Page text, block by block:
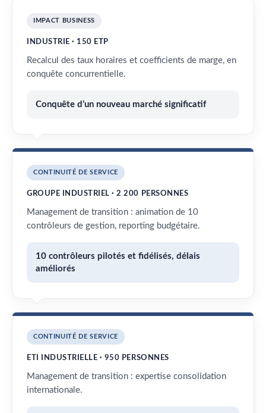
IMPACT BUSINESS
INDUSTRIE · 150 ETP
Recalcul des taux horaires et coefficients de marge, en
conquête concurrentielle.
Conquête d’un nouveau marché significatif
CONTINUITÉ DE SERVICE
GROUPE INDUSTRIEL · 2 200 PERSONNES
Management de transition : animation de 10
contrôleurs de gestion, reporting budgétaire.
10 contrôleurs pilotés et fidélisés, délais
améliorés
CONTINUITÉ DE SERVICE
ETI INDUSTRIELLE · 950 PERSONNES
Management de transition : expertise consolidation
internationale.